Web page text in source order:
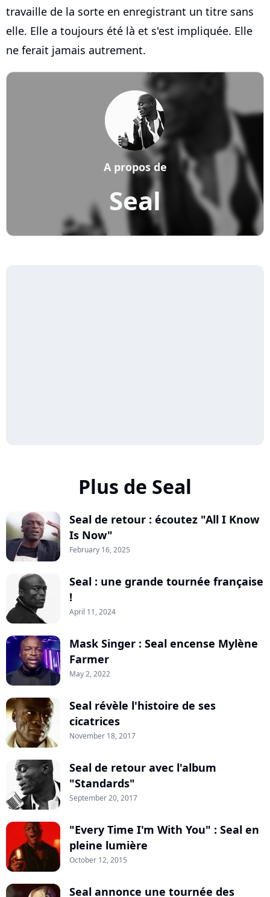
travaille de la sorte en enregistrant un titre sans
elle. Elle a toujours été là et s'est impliquée. Elle
ne ferait jamais autrement.
Seal
A propos de
Plus de Seal
Seal de retour : écoutez "All I Know
Is Now"
February 16, 2025
Seal : une grande tournée française
!
April 11, 2024
Mask Singer : Seal encense Mylène
Farmer
May 2, 2022
Seal révèle l'histoire de ses
cicatrices
November 18, 2017
Seal de retour avec l'album
"Standards"
September 20, 2017
"Every Time I'm With You" : Seal en
pleine lumière
October 12, 2015
Seal annonce une tournée des